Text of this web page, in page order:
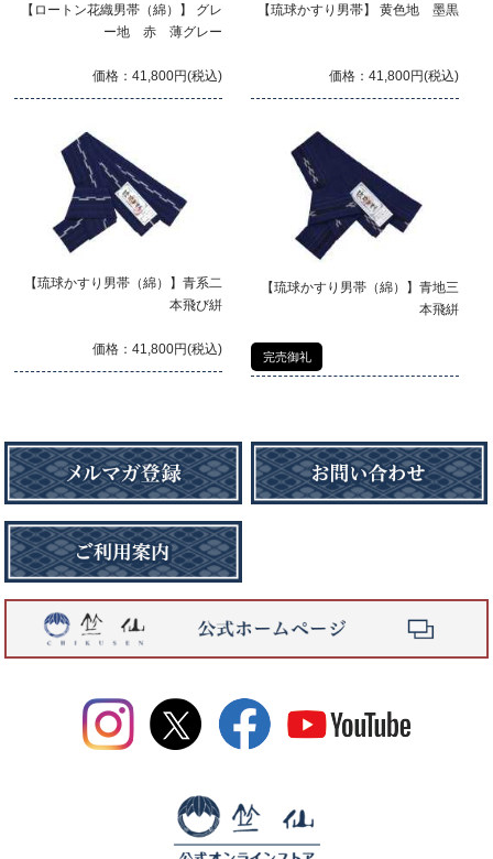
【ロートン花織男帯（綿）】 グレ
ー地 赤 薄グレー
価格：41,800円(税込)
【琉球かすり男帯】 黄色地 墨黒
価格：41,800円(税込)
【琉球かすり男帯（綿）】青系二
本飛び絣
価格：41,800円(税込)
【琉球かすり男帯（綿）】青地三
本飛絣
完売御礼